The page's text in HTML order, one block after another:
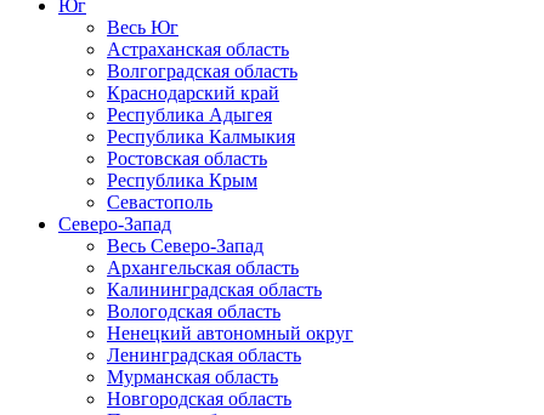
Юг
Весь Юг
Астраханская область
Волгоградская область
Краснодарский край
Республика Адыгея
Республика Калмыкия
Ростовская область
Республика Крым
Севастополь
Северо-Запад
Весь Северо-Запад
Архангельская область
Калининградская область
Вологодская область
Ненецкий автономный округ
Ленинградская область
Мурманская область
Новгородская область